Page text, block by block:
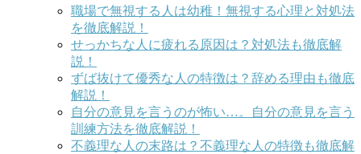
職場で無視する人は幼稚！無視する心理と対処法
を徹底解説！
せっかちな人に疲れる原因は？対処法も徹底解
説！
ずば抜けて優秀な人の特徴は？辞める理由も徹底
解説！
自分の意見を言うのが怖い…。自分の意見を言う
訓練方法を徹底解説！
不義理な人の末路は？不義理な人の特徴も徹底解